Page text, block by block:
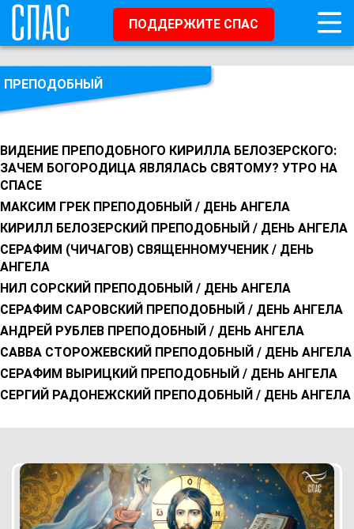
ПОДДЕРЖИТЕ СПАС
ПРЕПОДОБНЫЙ
ВИДЕНИЕ ПРЕПОДОБНОГО КИРИЛЛА БЕЛОЗЕРСКОГО:
ЗАЧЕМ БОГОРОДИЦА ЯВЛЯЛАСЬ СВЯТОМУ? УТРО НА
СПАСЕ
МАКСИМ ГРЕК ПРЕПОДОБНЫЙ / ДЕНЬ АНГЕЛА
КИРИЛЛ БЕЛОЗЕРСКИЙ ПРЕПОДОБНЫЙ / ДЕНЬ АНГЕЛА
СЕРАФИМ (ЧИЧАГОВ) СВЯЩЕННОМУЧЕНИК / ДЕНЬ
АНГЕЛА
НИЛ СОРСКИЙ ПРЕПОДОБНЫЙ / ДЕНЬ АНГЕЛА
СЕРАФИМ САРОВСКИЙ ПРЕПОДОБНЫЙ / ДЕНЬ АНГЕЛА
АНДРЕЙ РУБЛЕВ ПРЕПОДОБНЫЙ / ДЕНЬ АНГЕЛА
САВВА СТОРОЖЕВСКИЙ ПРЕПОДОБНЫЙ / ДЕНЬ АНГЕЛА
СЕРАФИМ ВЫРИЦКИЙ ПРЕПОДОБНЫЙ / ДЕНЬ АНГЕЛА
СЕРГИЙ РАДОНЕЖСКИЙ ПРЕПОДОБНЫЙ / ДЕНЬ АНГЕЛА